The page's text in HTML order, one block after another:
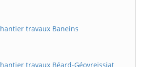
travaux Baneins
travaux Béard-Géovreissiat